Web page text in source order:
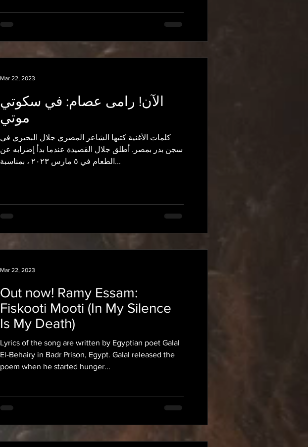
الآن! رامى عصام: في سكوتي
موتي
كلمات الأغنية كتبها الشاعر المصري جلال البحيري في
سجن بدر بمصر. أطلق جلال القصيدة عندما بدأ إضرابه عن
الطعام في ٥ مارس ٢٠٢٣ ، بمناسبة...
Mar 22, 2023
Out now! Ramy Essam:
Fiskooti Mooti (In My Silence
Is My Death)
Lyrics of the song are written by Egyptian poet Galal
El-Behairy in Badr Prison, Egypt. Galal released the
poem when he started hunger...
Mar 22, 2023